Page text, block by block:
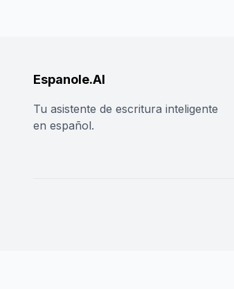
Espanole.AI
Tu asistente de escritura inteligente
en español.